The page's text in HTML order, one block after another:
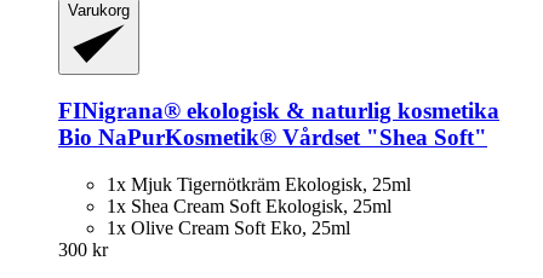
Varukorg
FINigrana® ekologisk & naturlig kosmetika
Bio NaPurKosmetik® Vårdset "Shea Soft"
1x Mjuk Tigernötkräm Ekologisk, 25ml
1x Shea Cream Soft Ekologisk, 25ml
1x Olive Cream Soft Eko, 25ml
300 kr